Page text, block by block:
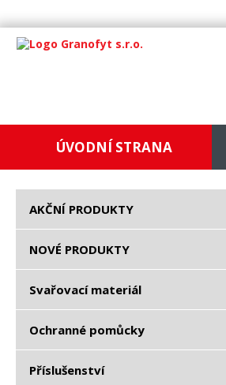
ÚVODNÍ STRANA
AKČNÍ PRODUKTY
NOVÉ PRODUKTY
Svařovací materiál
Ochranné pomůcky
Příslušenství